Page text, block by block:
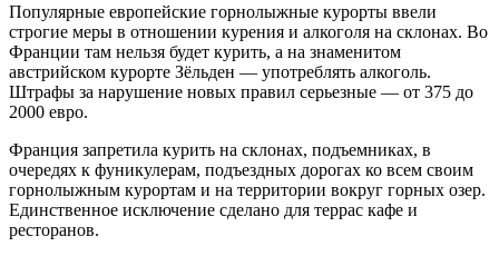
Популярные европейские горнолыжные курорты ввели
строгие меры в отношении курения и алкоголя на склонах. Во
Франции там нельзя будет курить, а на знаменитом
австрийском курорте Зёльден — употреблять алкоголь.
Штрафы за нарушение новых правил серьезные — от 375 до
2000 евро.
Франция запретила курить на склонах, подъемниках, в
очередях к фуникулерам, подъездных дорогах ко всем своим
горнолыжным курортам и на территории вокруг горных озер.
Единственное исключение сделано для террас кафе и
ресторанов.